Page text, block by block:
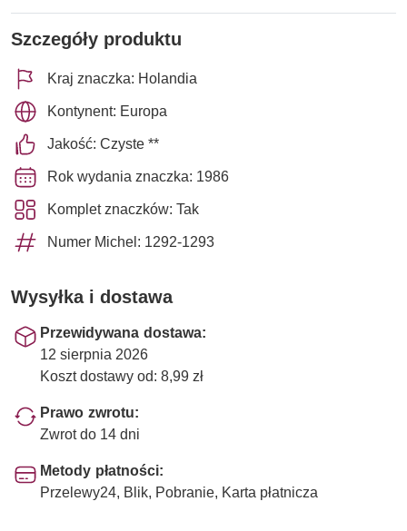
Szczegóły produktu
Kraj znaczka: Holandia
Kontynent: Europa
Jakość: Czyste **
Rok wydania znaczka: 1986
Komplet znaczków: Tak
Numer Michel: 1292-1293
Wysyłka i dostawa
Przewidywana dostawa:
12 sierpnia 2026
Koszt dostawy od: 8,99 zł
Prawo zwrotu:
Zwrot do 14 dni
Metody płatności:
Przelewy24, Blik, Pobranie, Karta płatnicza